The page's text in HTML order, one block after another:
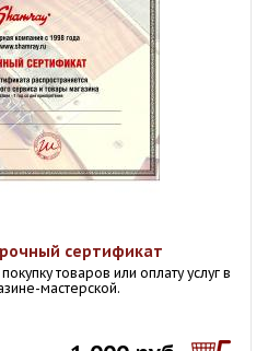
сертификат
товаров или оплату услуг в
мастерской.